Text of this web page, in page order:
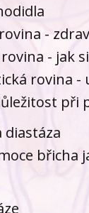
-
- jak
rovina -
při
diastáza
břicha